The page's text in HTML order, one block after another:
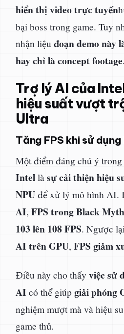
hiển thị video trực tuyến
bại boss trong game. Tuy
nhận liệu đoạn demo này
hay chỉ là concept footage.
Trợ lý AI của
hiệu suất vượt
Ultra
Tăng FPS khi sử dụng
Một điểm đáng chú ý
Intellàsự cải thiện hiệu
NPUđể xử lý mô hình AI.
AI, FPS trong Black
103 lên 108 FPS. Ngược
AI trên GPU, FPS giảm
Điều này cho thấy việc sử
AI có thể giúp giải phóng
nghiệm mượt mà và hiệu
game thủ.